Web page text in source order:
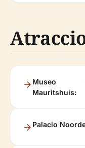
Museo
Mauritshuis:
Palacio